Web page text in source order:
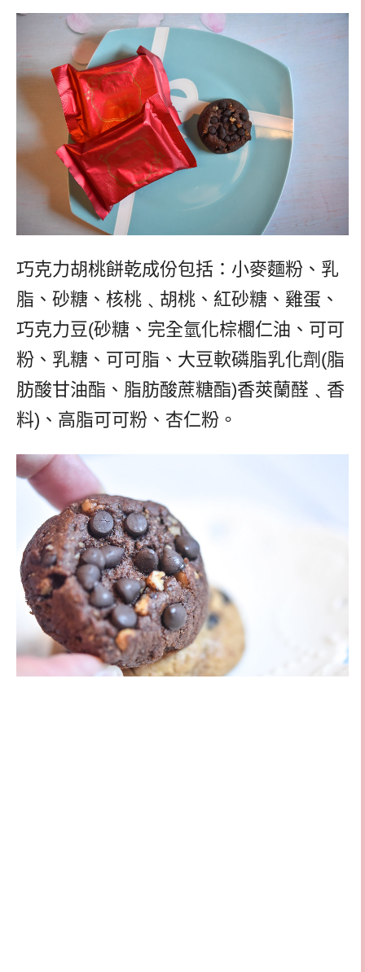
巧克力胡桃餅乾成份包括：小麥麵粉、乳
脂、砂糖、核桃﹑胡桃、紅砂糖、雞蛋、
巧克力豆(砂糖、完全氫化棕櫚仁油、可可
粉、乳糖、可可脂、大豆軟磷脂乳化劑(脂
肪酸甘油酯、脂肪酸蔗糖酯)香莢蘭醛﹑香
料)、高脂可可粉、杏仁粉。